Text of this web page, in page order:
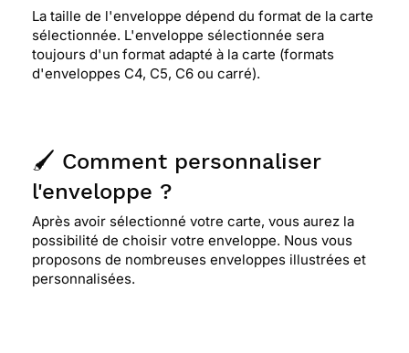
La taille de l'enveloppe dépend du format de la carte
sélectionnée. L'enveloppe sélectionnée sera
toujours d'un format adapté à la carte (formats
d'enveloppes C4, C5, C6 ou carré).
🖌️ Comment personnaliser
l'enveloppe ?
Après avoir sélectionné votre carte, vous aurez la
possibilité de choisir votre enveloppe. Nous vous
proposons de nombreuses enveloppes illustrées et
personnalisées.